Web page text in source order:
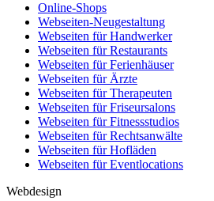
Online-Shops
Webseiten-Neugestaltung
Webseiten für Handwerker
Webseiten für Restaurants
Webseiten für Ferienhäuser
Webseiten für Ärzte
Webseiten für Therapeuten
Webseiten für Friseursalons
Webseiten für Fitnessstudios
Webseiten für Rechtsanwälte
Webseiten für Hofläden
Webseiten für Eventlocations
Webdesign